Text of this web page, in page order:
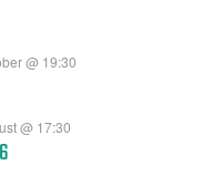
@ 19:30
@ 17:30